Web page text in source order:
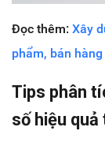
Đọc thêm: Xây
phẩm, bán
Tips phân
số hiệu